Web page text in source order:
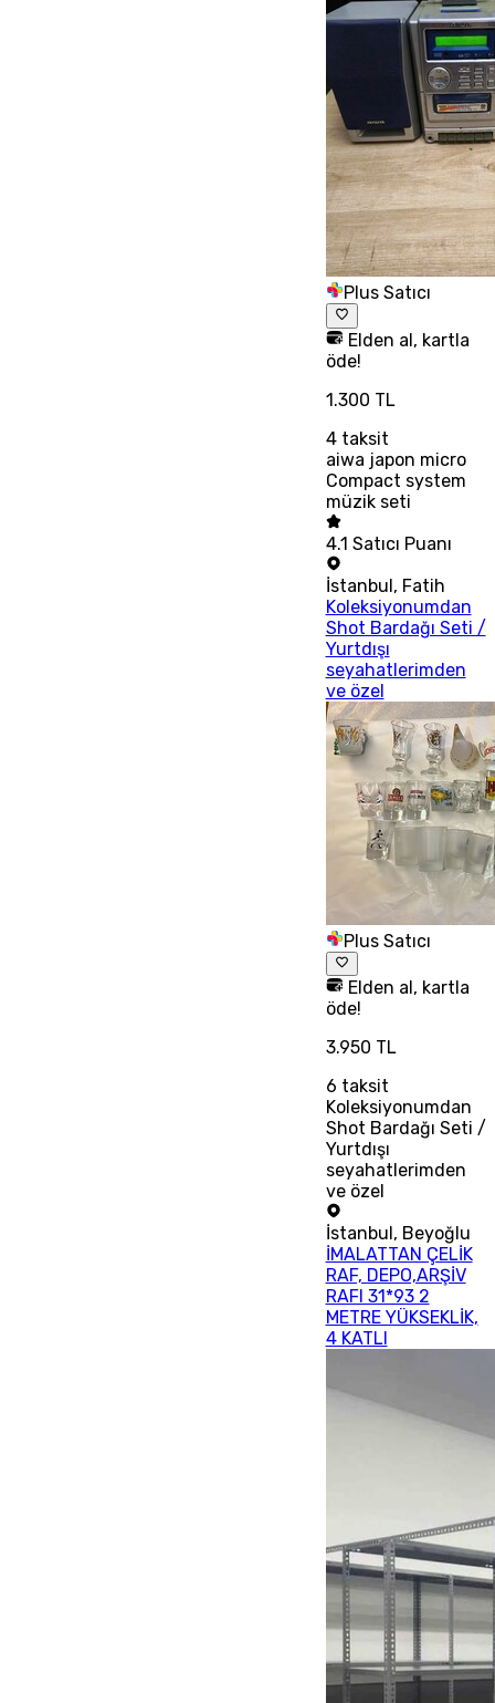
Plus Satıcı
Elden al, kartla
öde!
1.300 TL
4taksit
aiwa japon micro
Compact system
müzik seti
4.1 Satıcı Puanı
İstanbul, Fatih
Koleksiyonumdan
Shot Bardağı Seti /
Yurtdışı
seyahatlerimden
ve özel
Plus Satıcı
Elden al, kartla
öde!
3.950 TL
6 taksit
Koleksiyonumdan
Shot Bardağı Seti /
Yurtdışı
seyahatlerimden
ve özel
İstanbul, Beyoğlu
İMALATTAN ÇELİK
RAF, DEPO,ARŞİV
RAFI 31*93 2
METRE YÜKSEKLİK,
4 KATLI